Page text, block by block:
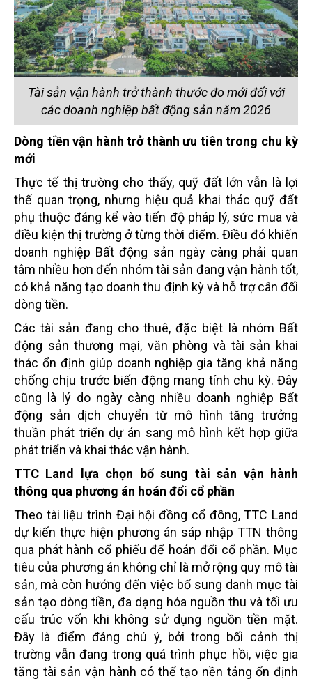
Tài sản vận hành trở thành thước đo mới đối với
các doanh nghiệp bất động sản năm 2026
Dòng tiền vận hành trở thành ưu tiên trong chu kỳ
mới
Thực tế thị trường cho thấy, quỹ đất lớn vẫn là lợi
thế quan trọng, nhưng hiệu quả khai thác quỹ đất
phụ thuộc đáng kể vào tiến độ pháp lý, sức mua và
điều kiện thị trường ở từng thời điểm. Điều đó khiến
doanh nghiệp Bất động sản ngày càng phải quan
tâm nhiều hơn đến nhóm tài sản đang vận hành tốt,
có khả năng tạo doanh thu định kỳ và hỗ trợ cân đối
dòng tiền.
Các tài sản đang cho thuê, đặc biệt là nhóm Bất
động sản thương mại, văn phòng và tài sản khai
thác ổn định giúp doanh nghiệp gia tăng khả năng
chống chịu trước biến động mang tính chu kỳ. Đây
cũng là lý do ngày càng nhiều doanh nghiệp Bất
động sản dịch chuyển từ mô hình tăng trưởng
thuần phát triển dự án sang mô hình kết hợp giữa
phát triển và khai thác vận hành.
TTC Land lựa chọn bổ sung tài sản vận hành
thông qua phương án hoán đổi cổ phần
Theo tài liệu trình Đại hội đồng cổ đông, TTC Land
dự kiến thực hiện phương án sáp nhập TTN thông
qua phát hành cổ phiếu để hoán đổi cổ phần. Mục
tiêu của phương án không chỉ là mở rộng quy mô tài
sản, mà còn hướng đến việc bổ sung danh mục tài
sản tạo dòng tiền, đa dạng hóa nguồn thu và tối ưu
cấu trúc vốn khi không sử dụng nguồn tiền mặt.
Đây là điểm đáng chú ý, bởi trong bối cảnh thị
trường vẫn đang trong quá trình phục hồi, việc gia
tăng tài sản vận hành có thể tạo nền tảng ổn định